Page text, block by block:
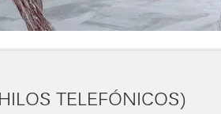
TELEFÓNICOS)